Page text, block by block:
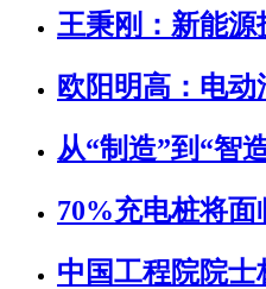
王秉刚：新能源
欧阳明高：电动
从“制造”到“智
70%充电桩将
中国工程院院